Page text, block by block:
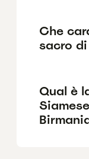
Che
sacro
Qual è